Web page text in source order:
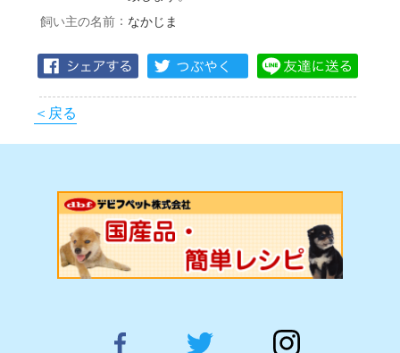
飼い主の名前 ： なかじま
＜戻る